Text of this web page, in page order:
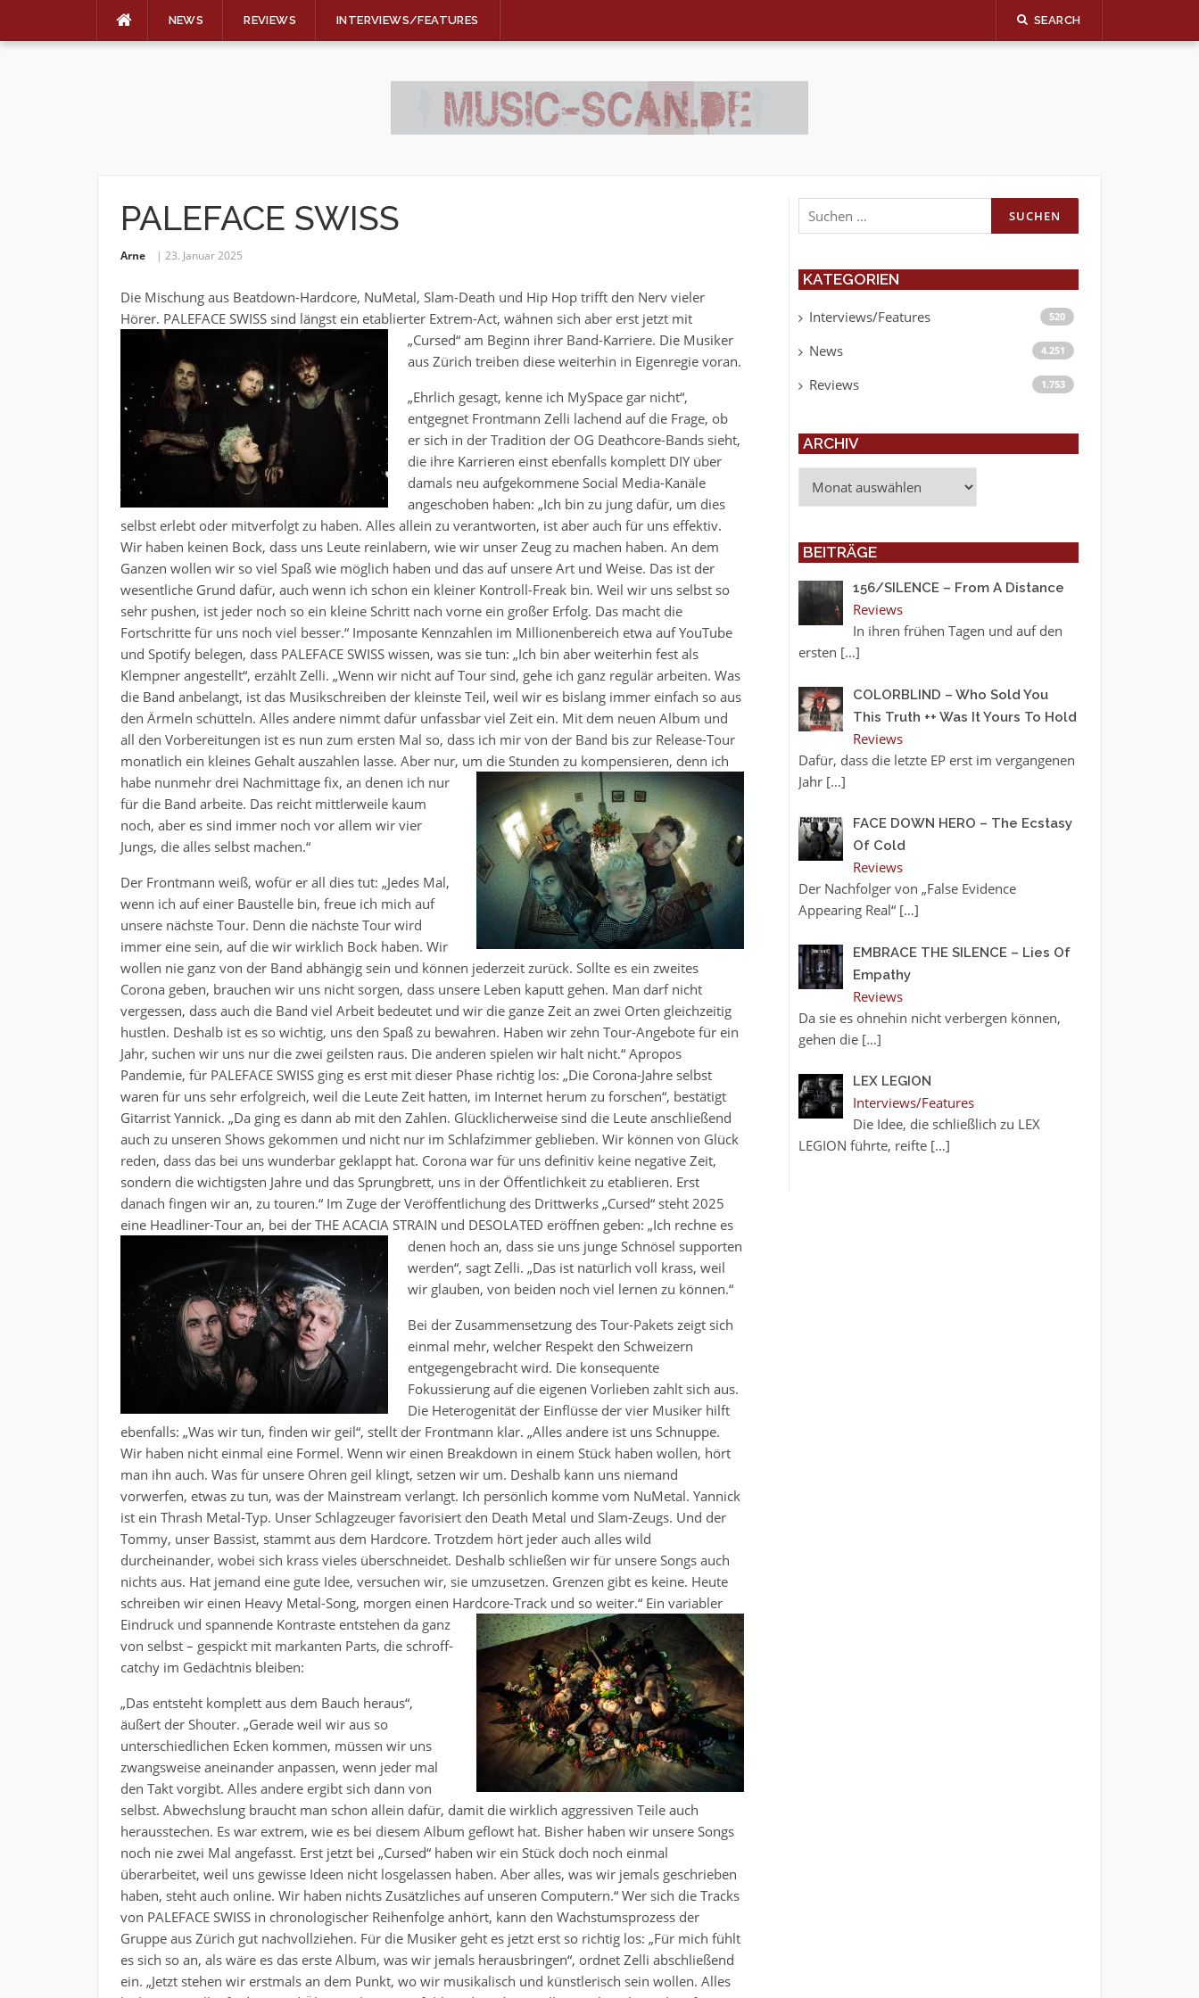
NEWS REVIEWS INTERVIEWS/FEATURES SEARCH
PALEFACE SWISS
Arne 23. Januar 2025
Die Mischung aus Beatdown-Hardcore, NuMetal, Slam-Death und Hip Hop trifft den Nerv vieler
Hörer. PALEFACE SWISS sind längst ein etablierter Extrem-Act, wähnen sich aber erst jetzt mit
„Cursed“ am Beginn ihrer Band-Karriere. Die Musiker
aus Zürich treiben diese weiterhin in Eigenregie voran.
„Ehrlich gesagt, kenne ich MySpace gar nicht“,
entgegnet Frontmann Zelli lachend auf die Frage, ob
er sich in der Tradition der OG Deathcore-Bands sieht,
die ihre Karrieren einst ebenfalls komplett DIY über
damals neu aufgekommene Social Media-Kanäle
angeschoben haben: „Ich bin zu jung dafür, um dies
selbst erlebt oder mitverfolgt zu haben. Alles allein zu verantworten, ist aber auch für uns effektiv.
Wir haben keinen Bock, dass uns Leute reinlabern, wie wir unser Zeug zu machen haben. An dem
Ganzen wollen wir so viel Spaß wie möglich haben und das auf unsere Art und Weise. Das ist der
wesentliche Grund dafür, auch wenn ich schon ein kleiner Kontroll-Freak bin. Weil wir uns selbst so
sehr pushen, ist jeder noch so ein kleine Schritt nach vorne ein großer Erfolg. Das macht die
Fortschritte für uns noch viel besser.“ Imposante Kennzahlen im Millionenbereich etwa auf YouTube
und Spotify belegen, dass PALEFACE SWISS wissen, was sie tun: „Ich bin aber weiterhin fest als
Klempner angestellt“, erzählt Zelli. „Wenn wir nicht auf Tour sind, gehe ich ganz regulär arbeiten. Was
die Band anbelangt, ist das Musikschreiben der kleinste Teil, weil wir es bislang immer einfach so aus
den Ärmeln schütteln. Alles andere nimmt dafür unfassbar viel Zeit ein. Mit dem neuen Album und
all den Vorbereitungen ist es nun zum ersten Mal so, dass ich mir von der Band bis zur Release-Tour
monatlich ein kleines Gehalt auszahlen lasse. Aber nur, um die Stunden zu kompensieren, denn ich
habe nunmehr drei Nachmittage fix, an denen ich nur
für die Band arbeite. Das reicht mittlerweile kaum
noch, aber es sind immer noch vor allem wir vier
Jungs, die alles selbst machen.“
Der Frontmann weiß, wofür er all dies tut: „Jedes Mal,
wenn ich auf einer Baustelle bin, freue ich mich auf
unsere nächste Tour. Denn die nächste Tour wird
immer eine sein, auf die wir wirklich Bock haben. Wir
wollen nie ganz von der Band abhängig sein und können jederzeit zurück. Sollte es ein zweites
Corona geben, brauchen wir uns nicht sorgen, dass unsere Leben kaputt gehen. Man darf nicht
vergessen, dass auch die Band viel Arbeit bedeutet und wir die ganze Zeit an zwei Orten gleichzeitig
hustlen. Deshalb ist es so wichtig, uns den Spaß zu bewahren. Haben wir zehn Tour-Angebote für ein
Jahr, suchen wir uns nur die zwei geilsten raus. Die anderen spielen wir halt nicht.“ Apropos
Pandemie, für PALEFACE SWISS ging es erst mit dieser Phase richtig los: „Die Corona-Jahre selbst
waren für uns sehr erfolgreich, weil die Leute Zeit hatten, im Internet herum zu forschen“, bestätigt
Gitarrist Yannick. „Da ging es dann ab mit den Zahlen. Glücklicherweise sind die Leute anschließend
auch zu unseren Shows gekommen und nicht nur im Schlafzimmer geblieben. Wir können von Glück
reden, dass das bei uns wunderbar geklappt hat. Corona war für uns definitiv keine negative Zeit,
sondern die wichtigsten Jahre und das Sprungbrett, uns in der Öffentlichkeit zu etablieren. Erst
danach fingen wir an, zu touren.“ Im Zuge der Veröffentlichung des Drittwerks „Cursed“ steht 2025
eine Headliner-Tour an, bei der THE ACACIA STRAIN und DESOLATED eröffnen geben: „Ich rechne es
denen hoch an, dass sie uns junge Schnösel supporten
werden“, sagt Zelli. „Das ist natürlich voll krass, weil
wir glauben, von beiden noch viel lernen zu können.“
Bei der Zusammensetzung des Tour-Pakets zeigt sich
einmal mehr, welcher Respekt den Schweizern
entgegengebracht wird. Die konsequente
Fokussierung auf die eigenen Vorlieben zahlt sich aus.
Die Heterogenität der Einflüsse der vier Musiker hilft
ebenfalls: „Was wir tun, finden wir geil“, stellt der Frontmann klar. „Alles andere ist uns Schnuppe.
Wir haben nicht einmal eine Formel. Wenn wir einen Breakdown in einem Stück haben wollen, hört
man ihn auch. Was für unsere Ohren geil klingt, setzen wir um. Deshalb kann uns niemand
vorwerfen, etwas zu tun, was der Mainstream verlangt. Ich persönlich komme vom NuMetal. Yannick
ist ein Thrash Metal-Typ. Unser Schlagzeuger favorisiert den Death Metal und Slam-Zeugs. Und der
Tommy, unser Bassist, stammt aus dem Hardcore. Trotzdem hört jeder auch alles wild
durcheinander, wobei sich krass vieles überschneidet. Deshalb schließen wir für unsere Songs auch
nichts aus. Hat jemand eine gute Idee, versuchen wir, sie umzusetzen. Grenzen gibt es keine. Heute
schreiben wir einen Heavy Metal-Song, morgen einen Hardcore-Track und so weiter.“ Ein variabler
Eindruck und spannende Kontraste entstehen da ganz
von selbst – gespickt mit markanten Parts, die schroff-
catchy im Gedächtnis bleiben:
„Das entsteht komplett aus dem Bauch heraus“,
äußert der Shouter. „Gerade weil wir aus so
unterschiedlichen Ecken kommen, müssen wir uns
zwangsweise aneinander anpassen, wenn jeder mal
den Takt vorgibt. Alles andere ergibt sich dann von
selbst. Abwechslung braucht man schon allein dafür, damit die wirklich aggressiven Teile auch
herausstechen. Es war extrem, wie es bei diesem Album geflowt hat. Bisher haben wir unsere Songs
noch nie zwei Mal angefasst. Erst jetzt bei „Cursed“ haben wir ein Stück doch noch einmal
überarbeitet, weil uns gewisse Ideen nicht losgelassen haben. Aber alles, was wir jemals geschrieben
haben, steht auch online. Wir haben nichts Zusätzliches auf unseren Computern.“ Wer sich die Tracks
von PALEFACE SWISS in chronologischer Reihenfolge anhört, kann den Wachstumsprozess der
Gruppe aus Zürich gut nachvollziehen. Für die Musiker geht es jetzt erst so richtig los: „Für mich fühlt
es sich so an, als wäre es das erste Album, was wir jemals herausbringen“, ordnet Zelli abschließend
ein. „Jetzt stehen wir erstmals an dem Punkt, wo wir musikalisch und künstlerisch sein wollen. Alles
Suchen
nach:
KATEGORIEN
Interviews/Features 520
News 4.251
Reviews 1.753
ARCHIV
BEITRÄGE
156/SILENCE – From A Distance
Reviews
In ihren frühen Tagen und auf den
ersten […]
COLORBLIND – Who Sold You
This Truth ++ Was It Yours To Hold
Reviews
Dafür, dass die letzte EP erst im vergangenen
Jahr […]
FACE DOWN HERO – The Ecstasy
Of Cold
Reviews
Der Nachfolger von „False Evidence
Appearing Real“ […]
EMBRACE THE SILENCE – Lies Of
Empathy
Reviews
Da sie es ohnehin nicht verbergen können,
gehen die […]
LEX LEGION
Interviews/Features
Die Idee, die schließlich zu LEX
LEGION führte, reifte […]